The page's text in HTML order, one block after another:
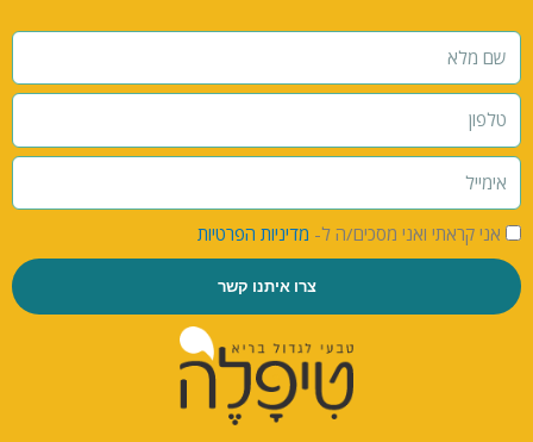
אני קראתי ואני מסכים/ה ל- מדיניות הפרטיות
צרו איתנו קשר